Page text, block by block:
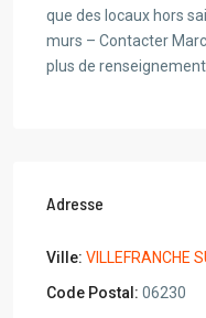
que des locaux hors
murs – Contacter
plus de
Adresse
Ville: VILLEFRANCHE
Code Postal: 06230